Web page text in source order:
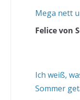
Mega nett
Felice von
Ich weiß,
Sommer